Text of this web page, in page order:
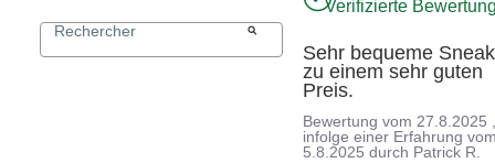
Verifizierte
Sehr bequeme
zu einem sehr guten
Preis.
Bewertung vom 27.8.2025
infolge einer Erfahrung
5.8.2025 durch Patrick R.